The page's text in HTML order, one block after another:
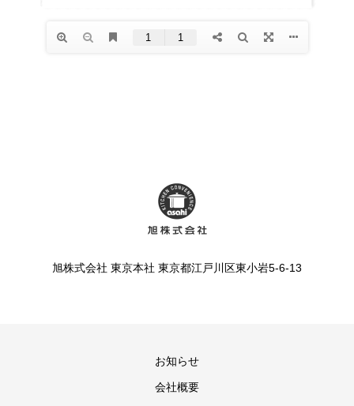
旭株式会社 東京本社 東京都江戸川区東小岩5-6-13
お知らせ
会社概要